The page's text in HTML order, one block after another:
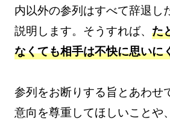
内以外の参列はすべて辞退し
説明します。そうすれば、 た
なくても相手は不快に思いに
参列をお断りする旨とあわせ
意向を尊重してほしいことや